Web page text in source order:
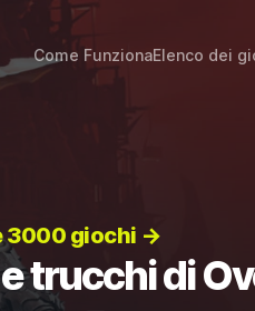
Come FunzionaElenco dei
3000 giochi →
trucchi di